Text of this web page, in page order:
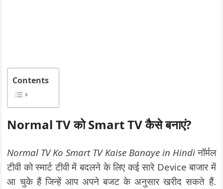
Contents
Normal TV को Smart TV कैसे बनाएं?
Normal TV Ko Smart TV Kaise Banaye in Hindiनॉर्मल
टीवी को स्मार्ट टीवी में बदलने के लिए कई सारे Device बाजार में
आ चुके हैं जिन्हें आप अपने बजट के अनुसार खरीद सकते हैं.